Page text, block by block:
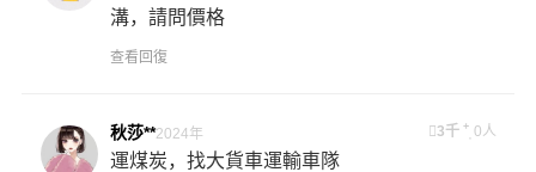
溝，請問價格
查看回復
秋莎**2024年 3千 + 0人
運煤炭，找大貨車運輸車隊